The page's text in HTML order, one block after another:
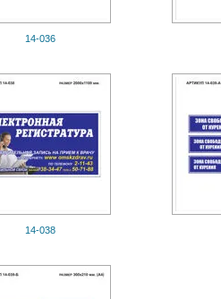
14-036
14-038